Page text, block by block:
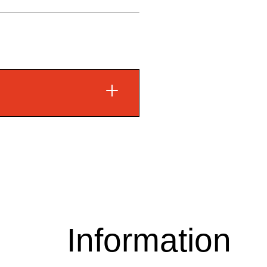
Information